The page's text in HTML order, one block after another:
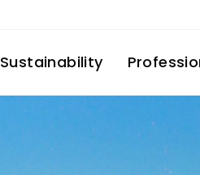
Sustainability